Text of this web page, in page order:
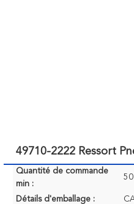
49710-2222 Ressort
Quantité de commande
min :
Détails d'emballage :